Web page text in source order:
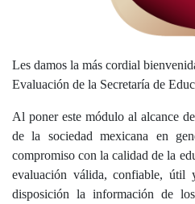
Les damos la más cordial
Evaluación de la Secretaría de
Al poner este módulo al alcance
de la sociedad mexicana en
compromiso con la calidad de la
evaluación válida, confiable, útil
disposición la información de